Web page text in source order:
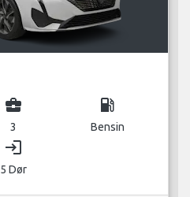
business_center
3
local_gas_station
Bensin
login
5 Dør